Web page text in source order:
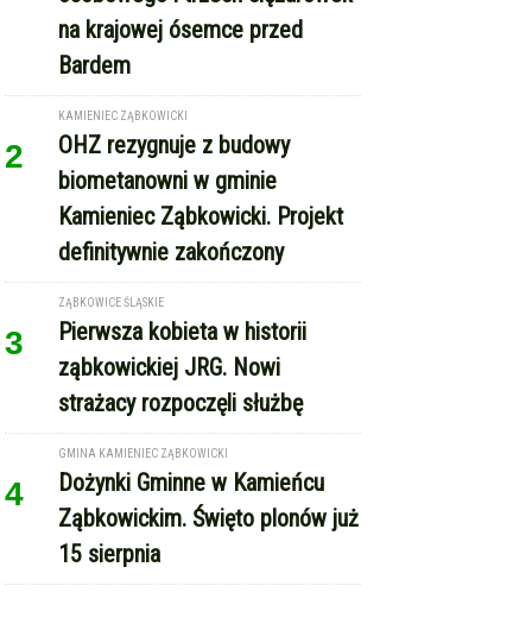
na krajowej ósemce przed
Bardem
2
KAMIENIEC ZĄBKOWICKI
OHZ rezygnuje z budowy
biometanowni w gminie
Kamieniec Ząbkowicki. Projekt
definitywnie zakończony
3
ZĄBKOWICE ŚLĄSKIE
Pierwsza kobieta w historii
ząbkowickiej JRG. Nowi
strażacy rozpoczęli służbę
4
GMINA KAMIENIEC ZĄBKOWICKI
Dożynki Gminne w Kamieńcu
Ząbkowickim. Święto plonów już
15 sierpnia